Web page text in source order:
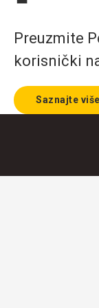
Preuzmite
korisnički
Saznajte više